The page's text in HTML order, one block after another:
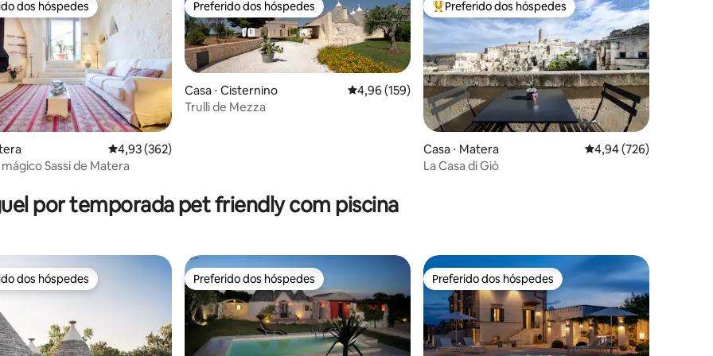
de 5, 111 avaliações
preferidos dos hóspedes
dos hóspedes
4,93 de uma avaliação média de 5, 362 avaliações
4,93 (362)
Sassi de Matera
Preferido dos hóspedes
Preferido dos hóspedes
Casa ⋅ Cisternino 4,96 de uma avaliação média de 5, 159 avaliações
4,96 (159)
Trulli de Mezza
Entre os melhores preferidos dos hóspedes
Preferido dos hóspedes
Casa ⋅ Matera 4,94 de uma avaliação
4,94 (726)
La Casa di Giò
por temporada pet friendly com piscina
preferidos dos hóspedes
dos hóspedes Preferido dos hóspedes
Preferido dos hóspedes Preferido dos hóspedes
Preferido dos hóspedes